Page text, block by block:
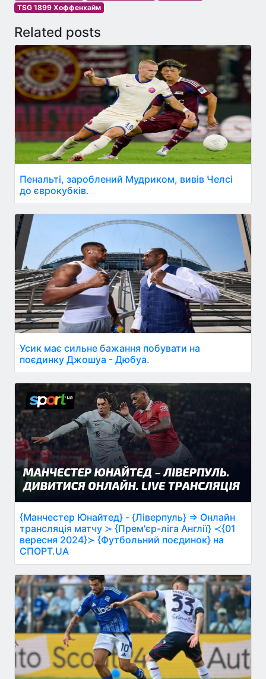
TSG 1899 Хоффенхайм
Related posts
Пенальті, зароблений Мудриком, вивів Челсі
до єврокубків.
Усик має сильне бажання побувати на
поєдинку Джошуа - Дюбуа.
{Манчестер Юнайтед} - {Ліверпуль} ⇒ Онлайн
трансляція матчу ≻ {Прем'єр-ліга Англії} ≺{01
вересня 2024}≻ {Футбольний поєдинок} на
СПОРТ.UA